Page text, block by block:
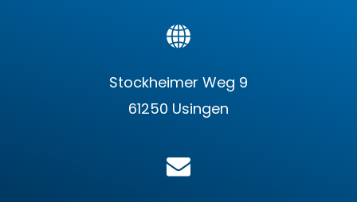
Stockheimer Weg 9
61250 Usingen